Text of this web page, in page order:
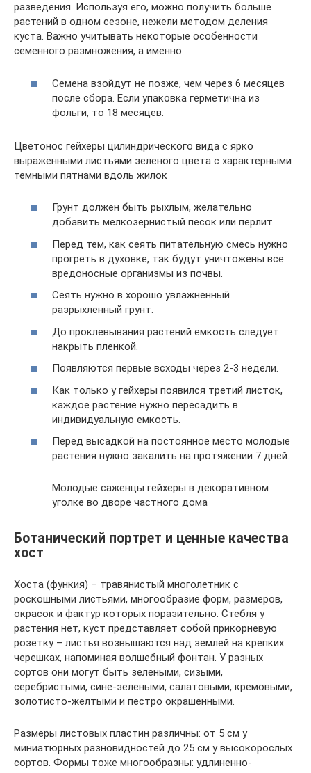
разведения. Используя его, можно получить больше
растений в одном сезоне, нежели методом деления
куста. Важно учитывать некоторые особенности
семенного размножения, а именно:
Семена взойдут не позже, чем через 6 месяцев
после сбора. Если упаковка герметична из
фольги, то 18 месяцев.
Цветонос гейхеры цилиндрического вида с ярко
выраженными листьями зеленого цвета с характерными
темными пятнами вдоль жилок
Грунт должен быть рыхлым, желательно
добавить мелкозернистый песок или перлит.
Перед тем, как сеять питательную смесь нужно
прогреть в духовке, так будут уничтожены все
вредоносные организмы из почвы.
Сеять нужно в хорошо увлажненный
разрыхленный грунт.
До проклевывания растений емкость следует
накрыть пленкой.
Появляются первые всходы через 2-3 недели.
Как только у гейхеры появился третий листок,
каждое растение нужно пересадить в
индивидуальную емкость.
Перед высадкой на постоянное место молодые
растения нужно закалить на протяжении 7 дней.
Молодые саженцы гейхеры в декоративном
уголке во дворе частного дома
Ботанический портрет и ценные качества
хост
Хоста (функия) – травянистый многолетник с
роскошными листьями, многообразие форм, размеров,
окрасок и фактур которых поразительно. Стебля у
растения нет, куст представляет собой прикорневую
розетку – листья возвышаются над землей на крепких
черешках, напоминая волшебный фонтан. У разных
сортов они могут быть зелеными, сизыми,
серебристыми, сине-зелеными, салатовыми, кремовыми,
золотисто-желтыми и пестро окрашенными.
Размеры листовых пластин различны: от 5 см у
миниатюрных разновидностей до 25 см у высокорослых
сортов. Формы тоже многообразны: удлиненно-